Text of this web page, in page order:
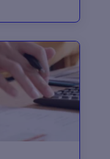
veulent
que révèle le
enquête